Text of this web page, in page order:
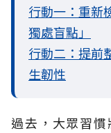
行動一：重新
獨處盲點」
行動二：提前
生韌性
過去，大眾習